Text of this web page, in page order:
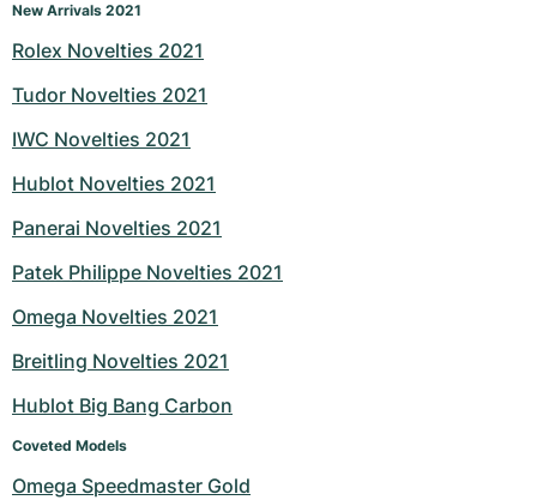
New Arrivals 2021
Rolex Novelties 2021
Tudor Novelties 2021
IWC Novelties 2021
Hublot Novelties 2021
Panerai Novelties 2021
Patek Philippe Novelties 2021
Omega Novelties 2021
Breitling Novelties 2021
Hublot Big Bang Carbon
Coveted Models
Omega Speedmaster Gold